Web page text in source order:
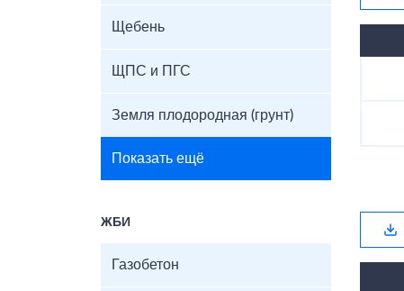
Щебень
ЩПС и ПГС
Земля плодородная (грунт)
Показать ещё
ЖБИ
Газобетон